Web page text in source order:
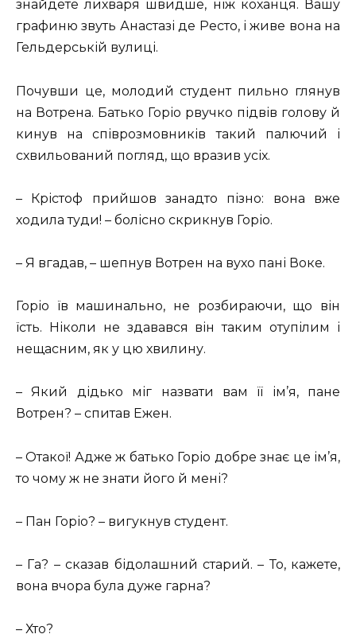
знайдете лихваря швидше, ніж коханця. Вашу
графиню звуть Анастазі де Ресто, і живе вона на
Гельдерській вулиці.
Почувши це, молодий студент пильно глянув
на Вотрена. Батько Горіо рвучко підвів голову й
кинув на співрозмовників такий палючий і
схвильований погляд, що вразив усіх.
– Крістоф прийшов занадто пізно: вона вже
ходила туди! – болісно скрикнув Горіо.
– Я вгадав, – шепнув Вотрен на вухо пані Воке.
Горіо їв машинально, не розбираючи, що він
їсть. Ніколи не здавався він таким отупілим і
нещасним, як у цю хвилину.
– Який дідько міг назвати вам її ім’я, пане
Вотрен? – спитав Ежен.
– Отакої! Адже ж батько Горіо добре знає це ім’я,
то чому ж не знати його й мені?
– Пан Горіо? – вигукнув студент.
– Га? – сказав бідолашний старий. – То, кажете,
вона вчора була дуже гарна?
– Хто?